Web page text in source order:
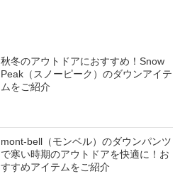
秋冬のアウトドアにおすすめ！Snow
Peak（スノーピーク）のダウンアイテ
ムをご紹介
mont-bell（モンベル）のダウンパンツ
で寒い時期のアウトドアを快適に！お
すすめアイテムをご紹介